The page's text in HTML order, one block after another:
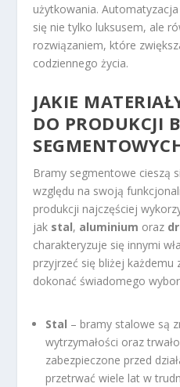
użytkowania.
się nie tylko luksusem, ale
rozwiązaniem, które
codziennego życia.
JAKIE
DO PRODUKCJI
Bramy segmentowe cieszą
względu na swoją
produkcji najczęściej
jak stal, aluminium oraz
charakteryzuje się innymi
przyjrzeć się bliżej
dokonać świadomego
Stal – bramy stalowe są
wytrzymałości oraz
zabezpieczone przed
przetrwać wiele lat w